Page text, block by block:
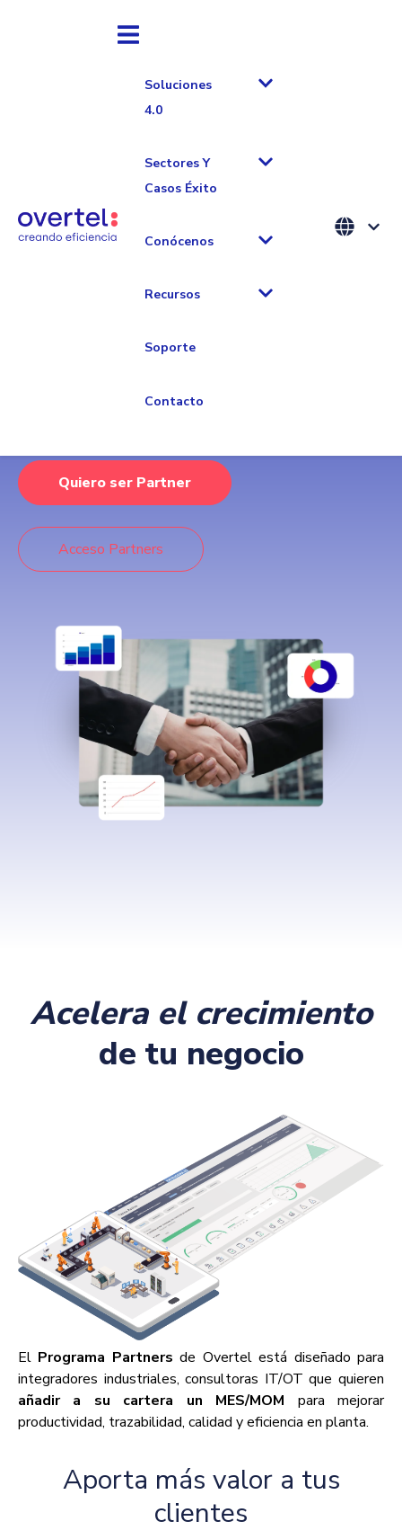
Soluciones
4.0
Sectores Y
Casos Éxito
Conócenos
Recursos
Soporte
Contacto
Programa
Partners
Conviértete en partner exclusivo del Sistema MES
Quiero ser Partner
Acceso Partners
Acelera el crecimiento
de tu negocio
El Programa Partnersde Overtel está diseñado para
integradores industriales, consultoras IT/OT que quieren
añadir a su cartera un MES/MOM para mejorar
productividad, trazabilidad, calidad y eficiencia en planta.
Aporta más valor a tus
clientes